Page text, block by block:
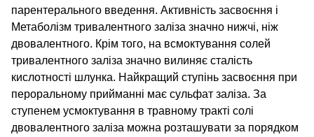
парентерального введення. Активність засвоєння і
Метаболізм тривалентного заліза значно нижчі, ніж
двовалентного. Крім того, на всмоктування солей
тривалентного заліза значно вилиняє сталість
кислотності шлунка. Найкращий ступінь засвоєння при
пероральному прийманні має сульфат заліза. За
ступенем усмоктування в травному тракті солі
двовалентного заліза можна розташувати за порядком